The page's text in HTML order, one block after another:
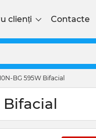
clienți Contacte
BG 595W Bifacial
Bifacial